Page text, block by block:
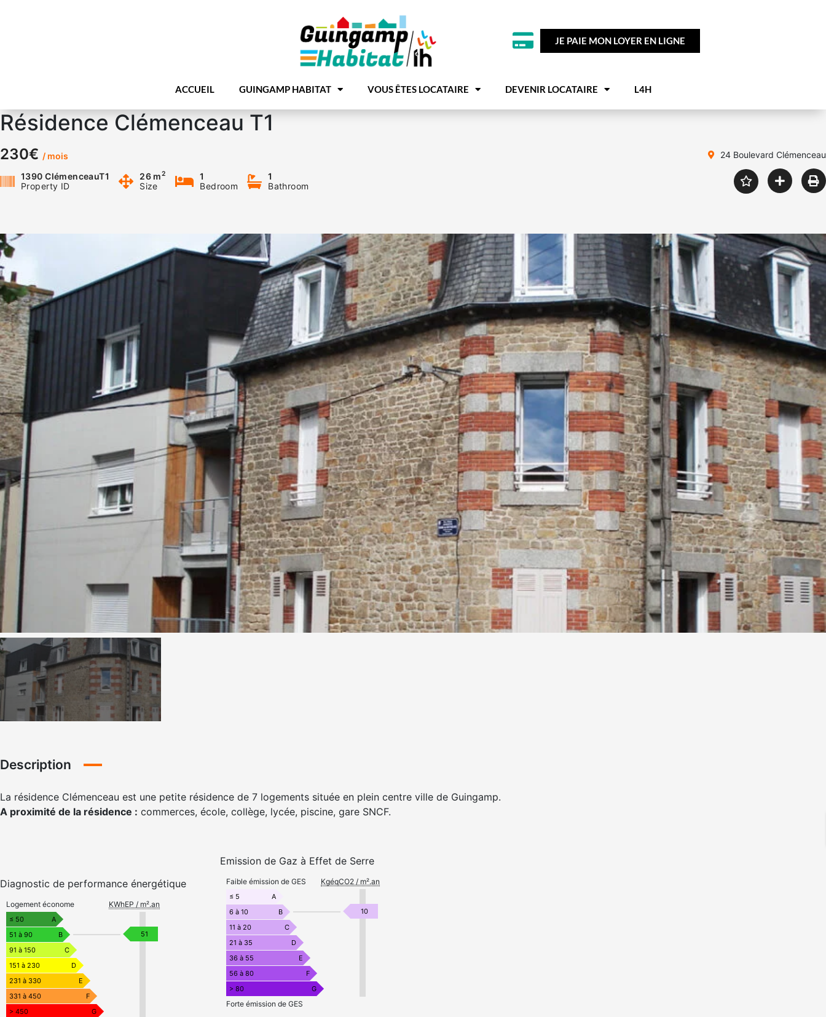
JE PAIE MON LOYER EN LIGNE
ACCUEIL GUINGAMP HABITAT VOUS ÊTES LOCATAIRE DEVENIR LOCATAIRE L4H
Résidence Clémenceau T1
230€ / mois 24 Boulevard Clémenceau
1390 ClémenceauT1
Property ID
26 m2
Size
1
Bedroom
1
Bathroom
Description
La résidence Clémenceau est une petite résidence de 7 logements située en plein centre ville de Guingamp.
A proximité de la résidence : commerces, école, collège, lycée, piscine, gare SNCF.
Diagnostic de performance énergétique
Logement économe KWhEP / m².an
≤ 50
A
51 à 90
B
91 à 150
C
151 à 230
D
231 à 330
E
331 à 450
F
> 450
G
51
Emission de Gaz à Effet de Serre
Faible émission de GES KgéqCO2 / m².an
≤ 5
A
6 à 10
B
11 à 20
C
21 à 35
D
36 à 55
E
56 à 80
F
> 80
G
10
Forte émission de GES